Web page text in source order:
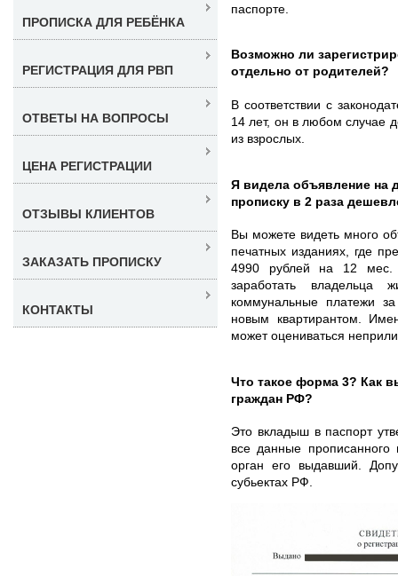
паспорте.
Возможно ли
отдельно от родителей?
В соответствии с
14 лет, он в любом
из взрослых.
Я видела объявление на
прописку в 2 раза
Вы можете видеть много
печатных изданиях, где
4990 рублей на 12 мес.
заработать владельца
коммунальные платежи
новым квартирантом.
может оцениваться
Что такое форма 3? Как
граждан РФ?
Это вкладыш в паспорт
все данные прописанного
орган его выдавший.
субьектах РФ.
ПРОПИСКА ДЛЯ РЕБЁНКА
РЕГИСТРАЦИЯ ДЛЯ РВП
ОТВЕТЫ НА ВОПРОСЫ
ЦЕНА РЕГИСТРАЦИИ
ОТЗЫВЫ КЛИЕНТОВ
ЗАКАЗАТЬ ПРОПИСКУ
КОНТАКТЫ